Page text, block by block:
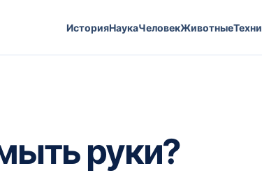
ИсторияНаукаЧеловекЖивотные
руки?